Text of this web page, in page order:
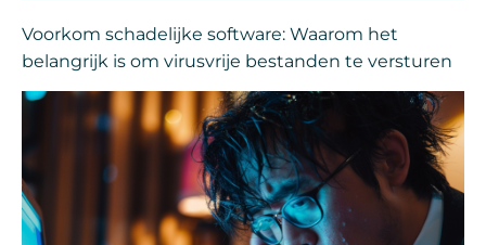
Voorkom schadelijke software: Waarom het
belangrijk is om virusvrije bestanden te versturen